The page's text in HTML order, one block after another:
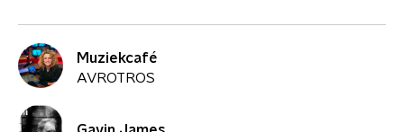
Muziekcafé
AVROTROS